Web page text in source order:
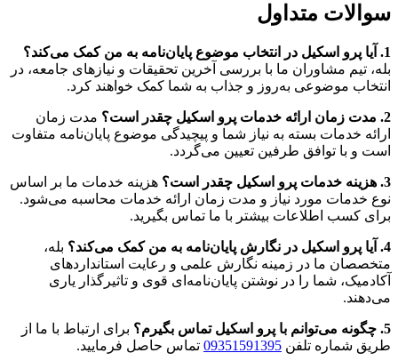
سوالات متداول
1. آیا پرو اسکیل در انتخاب موضوع پایان‌نامه به من کمک می‌کند؟
بله، تیم مشاوران ما با بررسی آخرین تحقیقات و نیازهای جامعه، در
انتخاب موضوعی به‌روز و جذاب به شما کمک خواهند کرد.
2. مدت زمان ارائه خدمات پرو اسکیل چقدر است؟
مدت زمان
ارائه خدمات بسته به نیاز شما و پیچیدگی موضوع پایان‌نامه متفاوت
است و با توافق طرفین تعیین می‌گردد.
3. هزینه خدمات پرو اسکیل چقدر است؟
هزینه خدمات ما بر اساس
نوع خدمات مورد نیاز و مدت زمان ارائه خدمات محاسبه می‌شود.
برای کسب اطلاعات بیشتر با ما تماس بگیرید.
4. آیا پرو اسکیل در نگارش پایان‌نامه به من کمک می‌کند؟
بله،
متخصصان ما در زمینه نگارش علمی و رعایت استانداردهای
آکادمیک، شما را در نوشتن پایان‌نامه‌ای قوی و تاثیرگذار یاری
می‌دهند.
5. چگونه می‌توانم با پرو اسکیل تماس بگیرم؟
برای ارتباط با ما از
طریق شماره تلفن 09351591395 تماس حاصل فرمایید.